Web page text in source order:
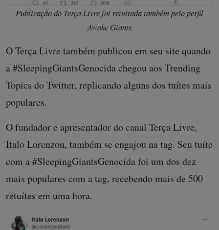
Awake Giants
O Terça Livre também publicou em seu site quando
a #SleepingGiantsGenocida chegou aos Trending
Topics do Twitter, replicando alguns dos tuítes mais
populares.
O fundador e apresentador do canal Terça Livre,
Italo Lorenzon, também se engajou na tag. Seu tuíte
com a #SleepingGiantsGenocida foi um dos dez
mais populares com a tag, recebendo mais de 500
retuítes em uma hora.